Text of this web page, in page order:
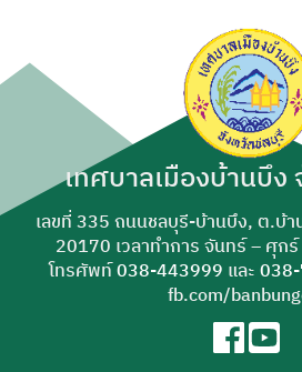
เทศบาลเมืองบ้านบึง
เลขที่ 335 ถนนชลบุรี-บ้านบึง, ต.บ้
20170 เวลาทำการ จันทร์ – ศุก
โทรศัพท์038-443999 และ
fb.com/